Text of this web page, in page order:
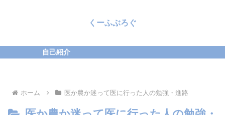
くーふぶろぐ
自己紹介
ホーム 医か農か迷って医に行った人の勉強・進路